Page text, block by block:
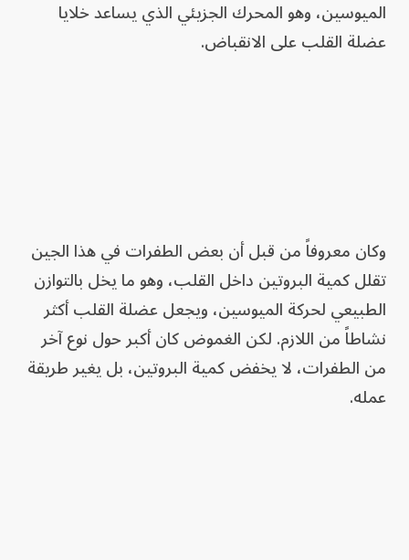
الميوسين، وهو المحرك الجزيئي الذي يساعد خلايا
عضلة القلب على الانقباض.
وكان معروفاً من قبل أن بعض الطفرات في هذا الجين
تقلل كمية البروتين داخل القلب، وهو ما يخل بالتوازن
الطبيعي لحركة الميوسين، ويجعل عضلة القلب أكثر
نشاطاً من اللازم. لكن الغموض كان أكبر حول نوع آخر
من الطفرات، لا يخفض كمية البروتين، بل يغير طريقة
عمله.